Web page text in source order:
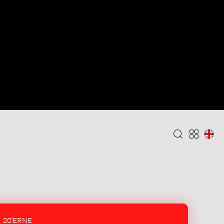
20'ERNE